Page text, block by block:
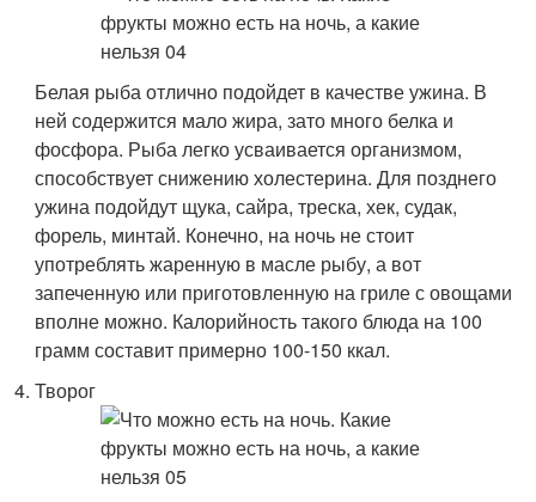
Белая рыба отлично подойдет в качестве ужина. В
ней содержится мало жира, зато много белка и
фосфора. Рыба легко усваивается организмом,
способствует снижению холестерина. Для позднего
ужина подойдут щука, сайра, треска, хек, судак,
форель, минтай. Конечно, на ночь не стоит
употреблять жаренную в масле рыбу, а вот
запеченную или приготовленную на гриле с овощами
вполне можно. Калорийность такого блюда на 100
грамм составит примерно 100-150 ккал.
Творог